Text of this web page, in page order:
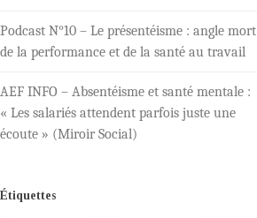
Podcast N°10 – Le présentéisme : angle mort
de la performance et de la santé au travail
AEF INFO – Absentéisme et santé mentale :
« Les salariés attendent parfois juste une
écoute » (Miroir Social)
Étiquettes